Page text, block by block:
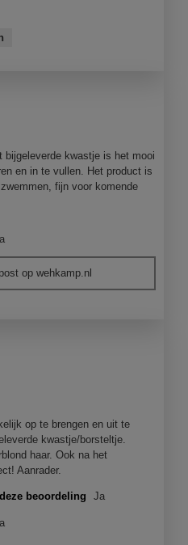
kwastje is het mooi
en in te vullen. Het product is
fijn voor komende
op wehkamp.nl
op te brengen en uit te
kwastje/borsteltje.
haar. Ook na het
Aanrader.
beoordeling Ja